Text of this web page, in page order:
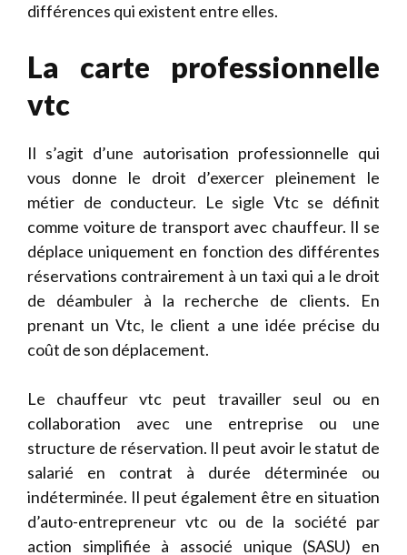
différences qui existent entre elles.
La carte professionnelle
vtc
Il s’agit d’une autorisation professionnelle qui
vous donne le droit d’exercer pleinement le
métier de conducteur. Le sigle Vtc se définit
comme voiture de transport avec chauffeur. Il se
déplace uniquement en fonction des différentes
réservations contrairement à un taxi qui a le droit
de déambuler à la recherche de clients. En
prenant un Vtc, le client a une idée précise du
coût de son déplacement.
Le chauffeur vtc peut travailler seul ou en
collaboration avec une entreprise ou une
structure de réservation. Il peut avoir le statut de
salarié en contrat à durée déterminée ou
indéterminée. Il peut également être en situation
d’auto-entrepreneur vtc ou de la société par
action simplifiée à associé unique (SASU) en